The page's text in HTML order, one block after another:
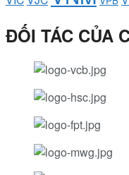
ĐỐI TÁC CỦA